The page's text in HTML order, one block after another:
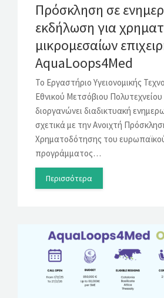
Πρόσκληση σε
εκδήλωση για
μικρομεσαίων
AquaLoops4Med
Το Εργαστήριο Υγειονομικής
Εθνικού Μετσόβιου
διοργανώνει διαδικτυακή
σχετικά με την Ανοιχτή
Χρηματοδότησης του
προγράμματος…
Περισσότερα